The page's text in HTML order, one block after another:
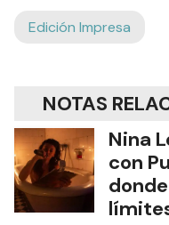
Edición Impresa
NOTAS
Nina
con